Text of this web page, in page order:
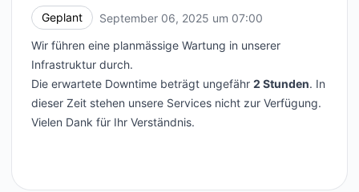
Geplant September 06, 2025 um 07:00
Wir führen eine planmässige Wartung in unserer
Infrastruktur durch.
Die erwartete Downtime beträgt ungefähr 2 Stunden. In
dieser Zeit stehen unsere Services nicht zur Verfügung.
Vielen Dank für Ihr Verständnis.